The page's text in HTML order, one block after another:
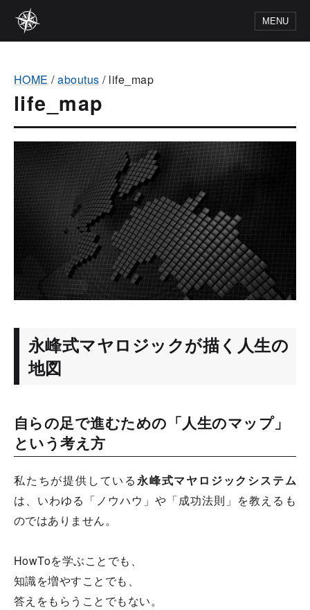
MENU
HOME /aboutus / life_map
life_map
永峰式マヤロジックが描く人生の
地図
自らの足で進むための「人生のマップ」
という考え方
私たちが提供している永峰式マヤロジックシステム
は、いわゆる「ノウハウ」や「成功法則」を教えるも
のではありません。
HowToを学ぶことでも、
知識を増やすことでも、
答えをもらうことでもない。